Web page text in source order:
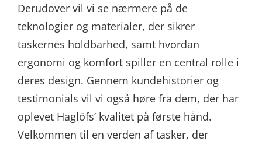
Derudover vil vi se nærmere på de
teknologier og materialer, der sikrer
taskernes holdbarhed, samt hvordan
ergonomi og komfort spiller en central rolle i
deres design. Gennem kundehistorier og
testimonials vil vi også høre fra dem, der har
oplevet Haglöfs’ kvalitet på første hånd.
Velkommen til en verden af tasker, der